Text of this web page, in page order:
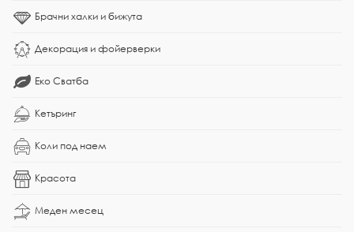
Брачни халки и бижута
Декорация и фойерверки
Еко Сватба
Кетъринг
Коли под наем
Красота
Меден месец